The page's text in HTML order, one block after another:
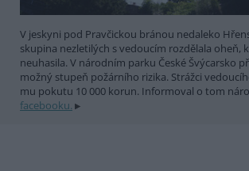
V jeskyni pod Pravčickou bránou nedaleko
skupina nezletilých s vedoucím rozdělala oheň,
neuhasila. V národním parku České Švýcarsko
možný stupeň požárního rizika. Strážci
mu pokutu 10 000 korun. Informoval o tom
facebooku.